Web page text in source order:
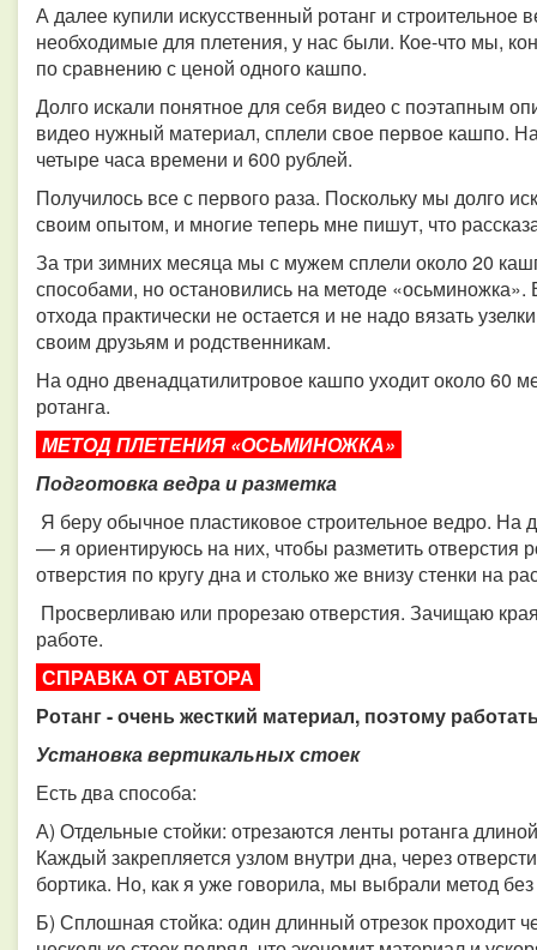
А далее купили искусственный ротанг и
необходимые для плетения, у нас были. Кое-что мы,
по сравнению с ценой одного кашпо.
Долго искали понятное для себя видео с поэтапным
видео нужный материал, сплели свое первое кашпо.
четыре часа времени и 600 рублей.
Получилось все с первого раза. Поскольку мы долго
своим опытом, и многие теперь мне пишут, что
За три зимних месяца мы с мужем сплели около 20
способами, но остановились на методе «осьминожка».
отхода практически не остается и не надо вязать
своим друзьям и родственникам.
На одно двенадцатилитровое кашпо уходит около 60
ротанга.
МЕТОД ПЛЕТЕНИЯ «ОСЬМИНОЖКА»
Подготовка ведра и разметка
Я беру обычное пластиковое строительное ведро.
— я ориентируюсь на них, чтобы разметить отверстия
отверстия по кругу дна и столько же внизу стенки на
Просверливаю или прорезаю отверстия. Зачищаю
работе.
СПРАВКА ОТ АВТОРА
Ротанг - очень жесткий материал, поэтому
Установка вертикальных стоек
Есть два способа:
А) Отдельные стойки: отрезаются ленты ротанга
Каждый закрепляется узлом внутри дна, через
бортика. Но, как я уже говорила, мы выбрали метод без
Б) Сплошная стойка: один длинный отрезок проходит